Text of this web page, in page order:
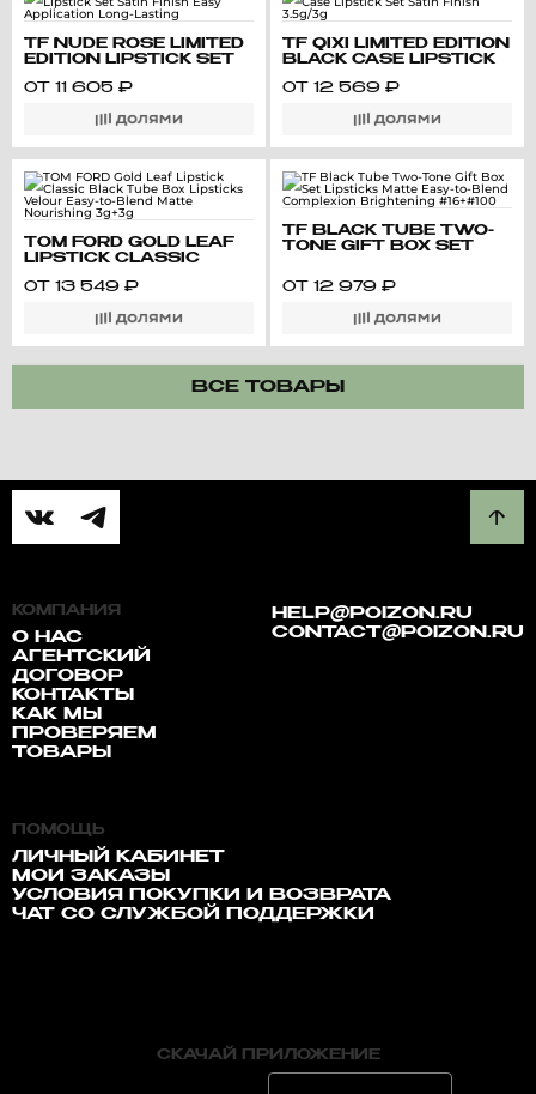
TF NUDE ROSE LIMITED
EDITION LIPSTICK SET
APPLICATION LONG-
ОТ 11 605 ₽
TF QIXI LIMITED EDITION
BLACK CASE LIPSTICK
3.5G/3G
ОТ 12 569 ₽
TOM FORD GOLD LEAF
LIPSTICK CLASSIC
LIPSTICKS VELOUR
NOURISHING 3G+3G
ОТ 13 549 ₽
TF BLACK TUBE TWO-
TONE GIFT BOX SET
TO-BLEND COMPLEXION
BRIGHTENING #16+#100
ОТ 12 979 ₽
ВСЕ ТОВАРЫ
КОМПАНИЯ
О НАС
АГЕНТСКИЙ
ДОГОВОР
КОНТАКТЫ
КАК МЫ
ПРОВЕРЯЕМ
ТОВАРЫ
HELP@POIZON.RU
CONTACT@POIZON.RU
ПОМОЩЬ
ЛИЧНЫЙ КАБИНЕТ
МОИ ЗАКАЗЫ
УСЛОВИЯ ПОКУПКИ И ВОЗВРАТА
ЧАТ СО СЛУЖБОЙ ПОДДЕРЖКИ
СКАЧАЙ ПРИЛОЖЕНИЕ